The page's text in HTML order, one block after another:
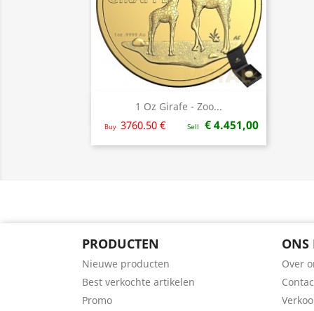
1 Oz Girafe - Zoo...
Buy 3760.50 € Sell € 4.451,00
Snel bekijken
PRODUCTEN
Nieuwe producten
Best verkochte artikelen
Promo
ONS
Over